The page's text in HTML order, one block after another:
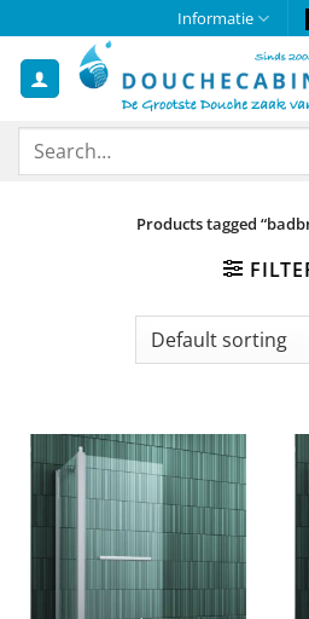
to
content
Informatie
Search
Products tagged